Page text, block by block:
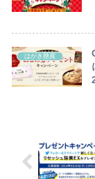
はがき懸賞